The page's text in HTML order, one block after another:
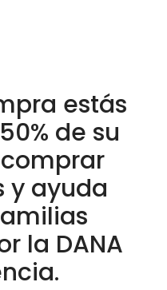
estás
de su
y ayuda
la DANA